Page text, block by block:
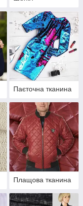
Паєточна тканина
Плащова тканина